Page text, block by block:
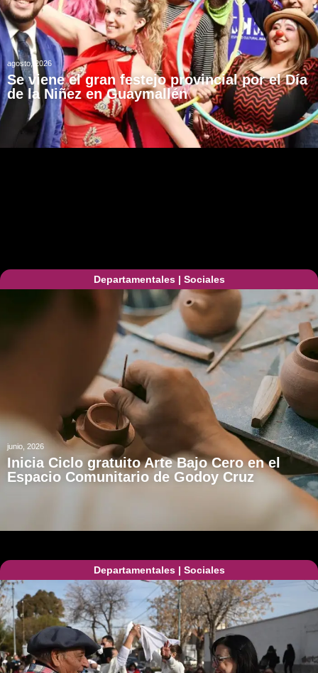
agosto, 2026
Se viene el gran festejo provincial por el Día
de la Niñez en Guaymallén
Departamentales| Sociales
junio, 2026
Inicia Ciclo gratuito Arte Bajo Cero en el
Espacio Comunitario de Godoy Cruz
Departamentales| Sociales